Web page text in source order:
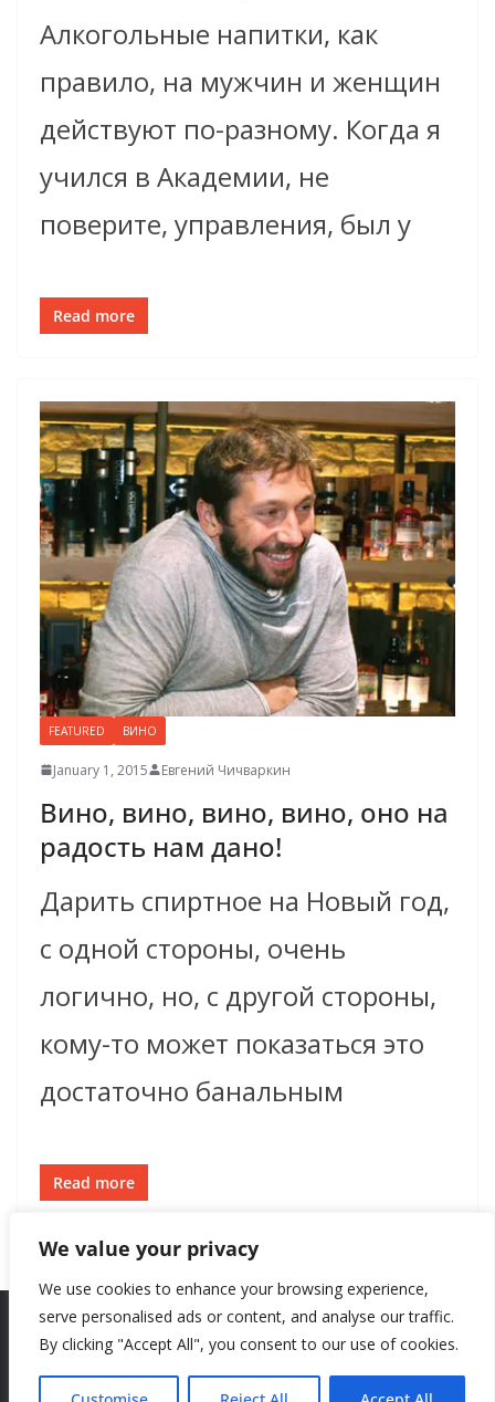
We value your privacy
We use cookies to enhance your browsing experience,
serve personalised ads or content, and analyse our traffic.
By clicking "Accept All", you consent to our use of cookies.
Алкогольные напитки, как
правило, на мужчин и женщин
действуют по-разному. Когда я
учился в Академии, не
поверите, управления, был у
Read more
FEATURED ВИНО
January 1, 2015 Евгений Чичваркин
Вино, вино, вино, вино, оно на
радость нам дано!
Дарить спиртное на Новый год,
с одной стороны, очень
логично, но, с другой стороны,
кому-то может показаться это
достаточно банальным
Read more
Theme:ColorMag by ThemeGrill. Powered byWordPress